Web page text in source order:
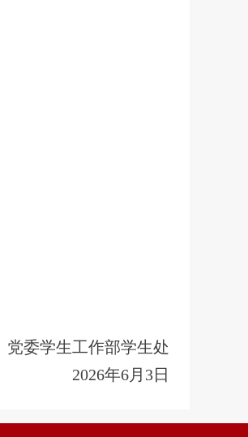
党委学生工作部学生处
2026年6月3日